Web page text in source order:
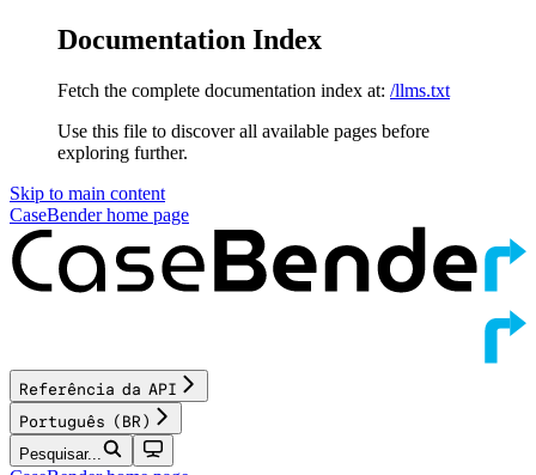
Documentation Index
Fetch the complete documentation index at: /llms.txt
Use this file to discover all available pages before
exploring further.
Skip to main content
CaseBenderhome page
Referência da API
Português (BR)
Pesquisar...